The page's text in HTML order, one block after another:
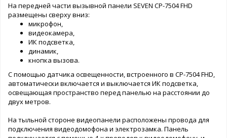
На передней части вызывной панели SEVEN CP-7504 FHD
размещены сверху вниз:
микрофон,
видеокамера,
ИК подсветка,
динамик,
кнопка вызова.
С помощью датчика освещенности, встроенного в CP-7504 FHD,
автоматически включается и выключается ИК подсветка,
освещающая пространство перед панелью на расстоянии до
двух метров.
На тыльной стороне видеопанели расположены провода для
подключения видеодомофона и электрозамка. Панель